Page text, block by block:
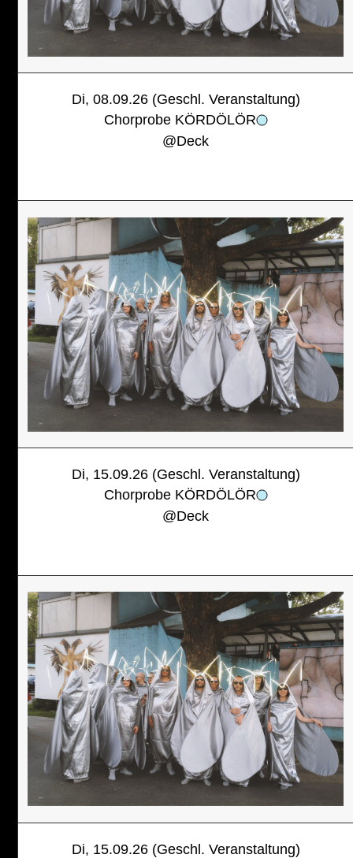
Di, 08.09.26 (Geschl. Veranstaltung)
Chorprobe KÖRDÖLÖR
@Deck
Di, 15.09.26 (Geschl. Veranstaltung)
Chorprobe KÖRDÖLÖR
@Deck
Di, 15.09.26 (Geschl. Veranstaltung)